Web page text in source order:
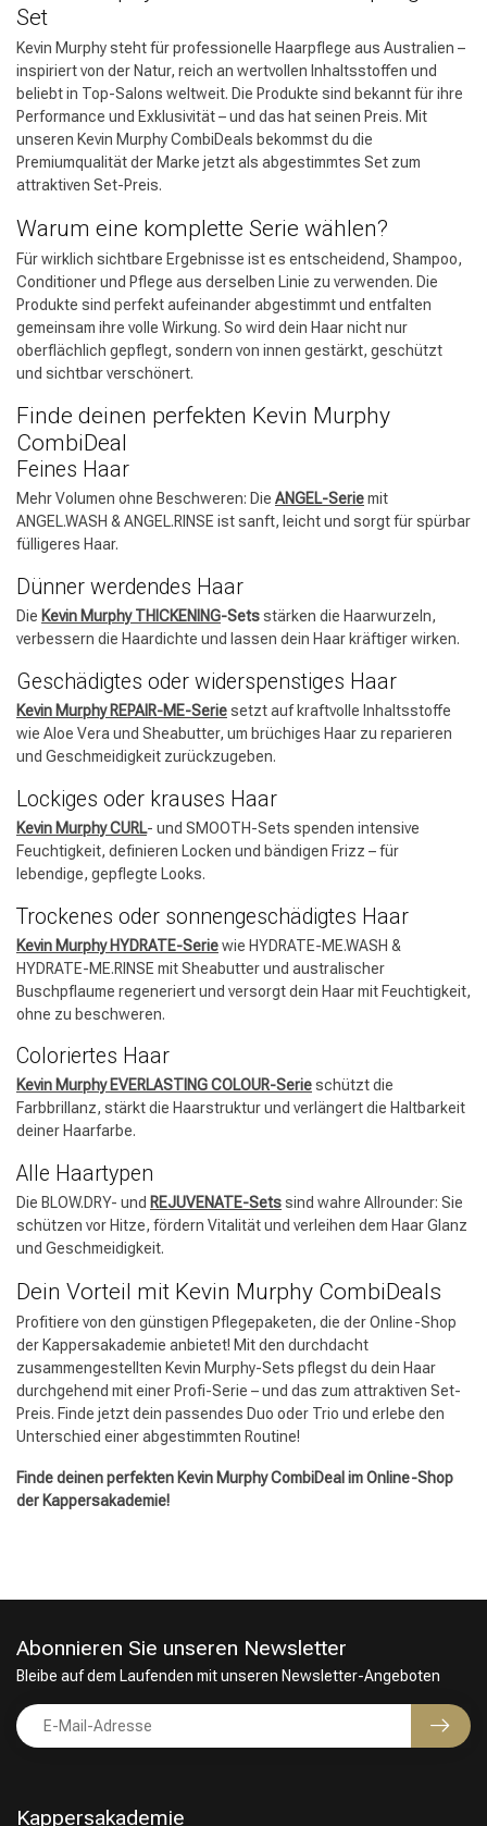
Friseurwahl
Set
Kevin Murphy steht für professionelle Haarpflege aus Australien –
inspiriert von der Natur, reich an wertvollen Inhaltsstoffen und
beliebt in Top-Salons weltweit. Die Produkte sind bekannt für ihre
Performance und Exklusivität – und das hat seinen Preis. Mit
unseren Kevin Murphy CombiDeals bekommst du die
Premiumqualität der Marke jetzt als abgestimmtes Set zum
attraktiven Set-Preis.
Warum eine komplette Serie wählen?
Für wirklich sichtbare Ergebnisse ist es entscheidend, Shampoo,
Conditioner und Pflege aus derselben Linie zu verwenden. Die
Produkte sind perfekt aufeinander abgestimmt und entfalten
gemeinsam ihre volle Wirkung. So wird dein Haar nicht nur
oberflächlich gepflegt, sondern von innen gestärkt, geschützt
und sichtbar verschönert.
Finde deinen perfekten Kevin Murphy
CombiDeal
Feines Haar
Mehr Volumen ohne Beschweren: Die ANGEL-Seriemit
ANGEL.WASH & ANGEL.RINSE ist sanft, leicht und sorgt für spürbar
fülligeres Haar.
Dünner werdendes Haar
Die Kevin Murphy THICKENING-Setsstärken die Haarwurzeln,
verbessern die Haardichte und lassen dein Haar kräftiger wirken.
Geschädigtes oder widerspenstiges Haar
Kevin Murphy REPAIR-ME-Seriesetzt auf kraftvolle Inhaltsstoffe
wie Aloe Vera und Sheabutter, um brüchiges Haar zu reparieren
und Geschmeidigkeit zurückzugeben.
Lockiges oder krauses Haar
Kevin Murphy CURL- und SMOOTH-Sets spenden intensive
Feuchtigkeit, definieren Locken und bändigen Frizz – für
lebendige, gepflegte Looks.
Trockenes oder sonnengeschädigtes Haar
Kevin Murphy HYDRATE-Seriewie HYDRATE-ME.WASH &
HYDRATE-ME.RINSE mit Sheabutter und australischer
Buschpflaume regeneriert und versorgt dein Haar mit Feuchtigkeit,
ohne zu beschweren.
Coloriertes Haar
Kevin Murphy EVERLASTING COLOUR-Serieschützt die
Farbbrillanz, stärkt die Haarstruktur und verlängert die Haltbarkeit
deiner Haarfarbe.
Alle Haartypen
Die BLOW.DRY- und REJUVENATE-Setssind wahre Allrounder: Sie
schützen vor Hitze, fördern Vitalität und verleihen dem Haar Glanz
und Geschmeidigkeit.
Dein Vorteil mit Kevin Murphy CombiDeals
Profitiere von den günstigen Pflegepaketen, die der Online-Shop
der Kappersakademie anbietet! Mit den durchdacht
zusammengestellten Kevin Murphy-Sets pflegst du dein Haar
durchgehend mit einer Profi-Serie – und das zum attraktiven Set-
Preis. Finde jetzt dein passendes Duo oder Trio und erlebe den
Unterschied einer abgestimmten Routine!
Finde deinen perfekten Kevin Murphy CombiDeal im Online-Shop
der Kappersakademie!
Kappersakademie
Abonnieren Sie unseren Newsletter
Bleibe auf dem Laufenden mit unseren Newsletter-Angeboten